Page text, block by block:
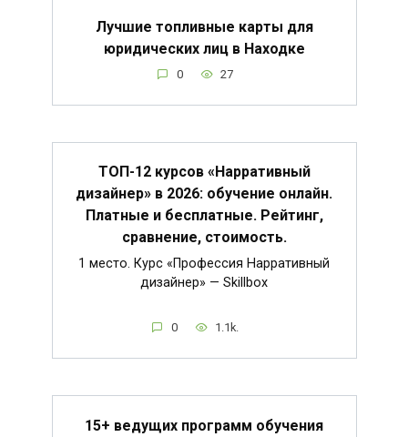
Лучшие топливные карты для
юридических лиц в Находке
0 27
ТОП-12 курсов «Нарративный
дизайнер» в 2026: обучение онлайн.
Платные и бесплатные. Рейтинг,
сравнение, стоимость.
1 место. Курс «Профессия Нарративный
дизайнер» — Skillbox
0 1.1k.
15+ ведущих программ обучения